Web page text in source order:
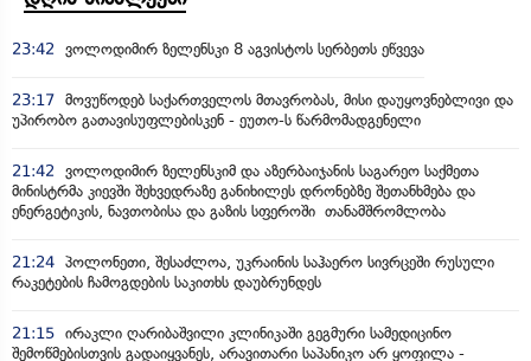
23:42 ვოლოდიმირ ზელენსკი 8 აგვისტოს სერბეთს ეწვევა
23:17 მოვუწოდებ საქართველოს მთავრობას, მისი დაუყოვნებლივი და
უპირობო გათავისუფლებისკენ - ეუთო-ს წარმომადგენელი
21:42
ვოლოდიმირ ზელენსკიმ და აზერბაიჯანის საგარეო საქმეთა
მინისტრმა კიევში შეხვედრაზე განიხილეს დრონებზე შეთანხმება და
ენერგეტიკის, ნავთობისა და გაზის სფეროში თანამშრომლობა
21:24 პოლონეთი, შესაძლოა, უკრაინის საჰაერო სივრცეში რუსული
რაკეტების ჩამოგდების საკითხს დაუბრუნდეს
21:15 ირაკლი ღარიბაშვილი კლინიკაში გეგმური სამედიცინო
შემოწმებისთვის გადაიყვანეს, არავითარი საპანიკო არ ყოფილა -